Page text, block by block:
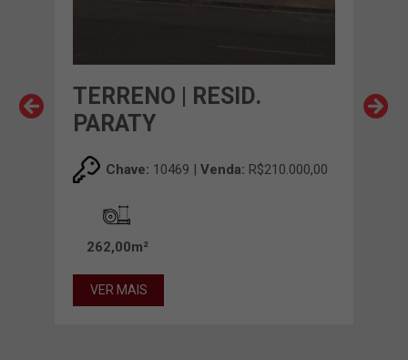
TERRENO | RESID.
PARATY
Chave: 10469 | Venda: R$210.000,00
262,00m²
VER MAIS